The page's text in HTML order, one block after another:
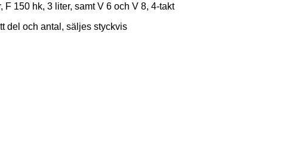
F 150 hk, 3 liter, samt V 6 och V 8, 4-takt
del och antal, säljes styckvis